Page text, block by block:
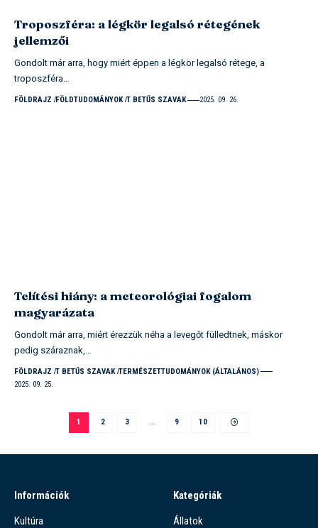
Troposzféra: a légkör legalsó rétegének
jellemzői
Gondolt már arra, hogy miért éppen a légkör legalsó rétege, a
troposzféra…
FÖLDRAJZ FÖLDTUDOMÁNYOK T BETŰS SZAVAK 2025. 09. 26.
Telítési hiány: a meteorológiai fogalom
magyarázata
Gondolt már arra, miért érezzük néha a levegőt fülledtnek, máskor
pedig száraznak,…
FÖLDRAJZ T BETŰS SZAVAK TERMÉSZETTUDOMÁNYOK (ÁLTALÁNOS)
2025. 09. 25.
1 2 3 … 9 10
Információk
Kultúra
Kategóriák
Állatok